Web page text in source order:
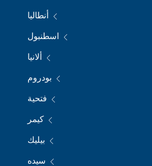
أنطاليا
اسطنبول
ألانيا
بودروم
فتحية
كيمر
بيليك
سيده